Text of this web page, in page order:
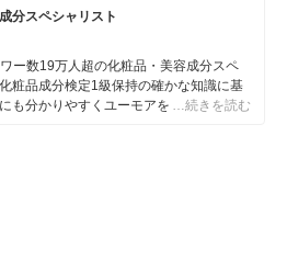
・化粧品成分上級スペシャリスト・顔タ
ー1級を所有。
ロフィール
分スペシャリスト
ー数19万人超の化粧品・美容成分スペ
粧品成分検定1級保持の確かな知識に基
も分かりやすくユーモアを交えてスキン
…続きを読む